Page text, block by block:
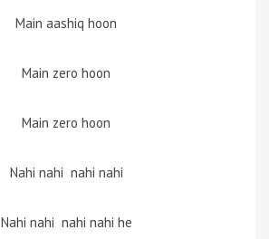
Main aashiq hoon
Main zero hoon
Main zero hoon
Nahi nahi nahi nahi
Nahi nahi nahi nahi he